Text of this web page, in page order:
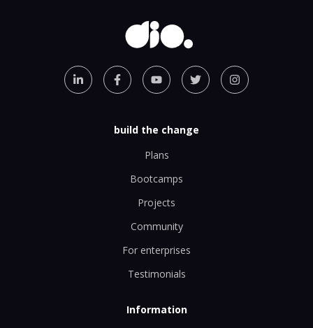
build the change
Plans
Bootcamps
Projects
Community
For enterprises
Testimonials
Information